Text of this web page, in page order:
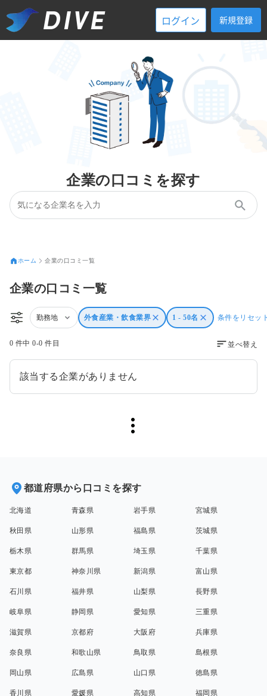
ログイン 新規登録
企業の口コミを探す
ホーム 企業の口コミ一覧
企業の口コミ一覧
勤務地 外食産業・飲食業界 1 - 50名 条件をリセッ
0 件中 0-0 件目 並べ替え
該当する企業がありません
都道府県から口コミを探す
北海道 青森県 岩手県 宮城県
秋田県 山形県 福島県 茨城県
栃木県 群馬県 埼玉県 千葉県
東京都 神奈川県 新潟県 富山県
石川県 福井県 山梨県 長野県
岐阜県 静岡県 愛知県 三重県
滋賀県 京都府 大阪府 兵庫県
奈良県 和歌山県 鳥取県 島根県
岡山県 広島県 山口県 徳島県
香川県 愛媛県 高知県 福岡県